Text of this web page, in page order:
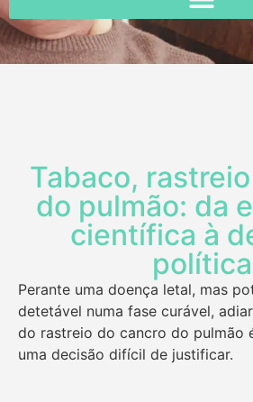
Tabaco,
do pulmão: da
científica à
política
Perante uma doença letal, mas
detetável numa fase curável,
do rastreio do cancro do pulmão
uma decisão difícil de justificar.